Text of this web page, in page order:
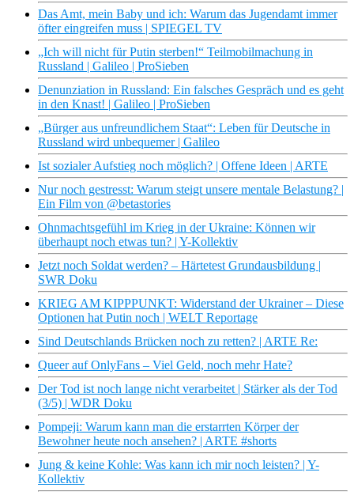
Das Amt, mein Baby und ich: Warum das Jugendamt immer
öfter eingreifen muss | SPIEGEL TV
„Ich will nicht für Putin sterben!“ Teilmobilmachung in
Russland | Galileo | ProSieben
Denunziation in Russland: Ein falsches Gespräch und es geht
in den Knast! | Galileo | ProSieben
„Bürger aus unfreundlichem Staat“: Leben für Deutsche in
Russland wird unbequemer | Galileo
Ist sozialer Aufstieg noch möglich? | Offene Ideen | ARTE
Nur noch gestresst: Warum steigt unsere mentale Belastung? |
Ein Film von @betastories
Ohnmachtsgefühl im Krieg in der Ukraine: Können wir
überhaupt noch etwas tun? | Y-Kollektiv
Jetzt noch Soldat werden? – Härtetest Grundausbildung |
SWR Doku
KRIEG AM KIPPPUNKT: Widerstand der Ukrainer – Diese
Optionen hat Putin noch | WELT Reportage
Sind Deutschlands Brücken noch zu retten? | ARTE Re:
Queer auf OnlyFans – Viel Geld, noch mehr Hate?
Der Tod ist noch lange nicht verarbeitet | Stärker als der Tod
(3/5) | WDR Doku
Pompeji: Warum kann man die erstarrten Körper der
Bewohner heute noch ansehen? | ARTE #shorts
Jung & keine Kohle: Was kann ich mir noch leisten? | Y-
Kollektiv